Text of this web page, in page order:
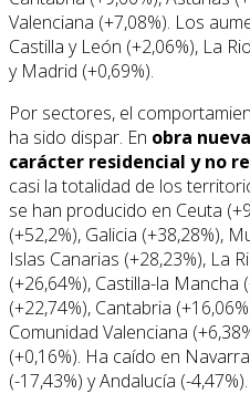
Valenciana (+7,08%). Los
Castilla y León (+2,06%), La
y Madrid (+0,69%).
Por sectores, el
ha sido dispar. En obra nueva
carácter residencial y no
casi la totalidad de los
se han producido en Ceuta
(+52,2%), Galicia (+38,28%),
Islas Canarias (+28,23%), La
(+26,64%), Castilla-la Mancha
(+22,74%), Cantabria
Comunidad Valenciana
(+0,16%). Ha caído en
(-17,43%) y Andalucía (-4,47%).